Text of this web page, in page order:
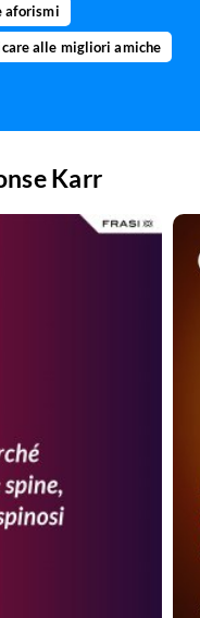
aforismi
alle migliori amiche
Karr